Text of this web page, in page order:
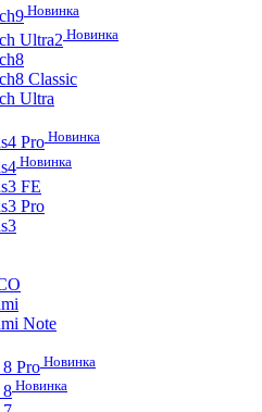
Новинка
Ultra2 Новинка
Classic
Ultra
Pro Новинка
Новинка
FE
Pro
Note
Pro Новинка
8 Новинка